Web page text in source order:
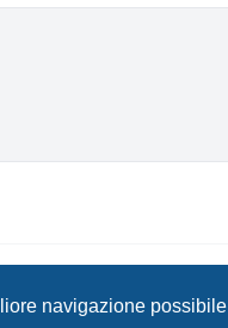
navigazione possibile